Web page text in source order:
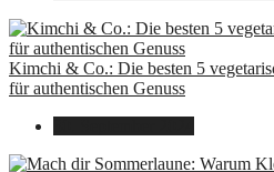
Kimchi & Co.: Die besten 5
für authentischen Genuss